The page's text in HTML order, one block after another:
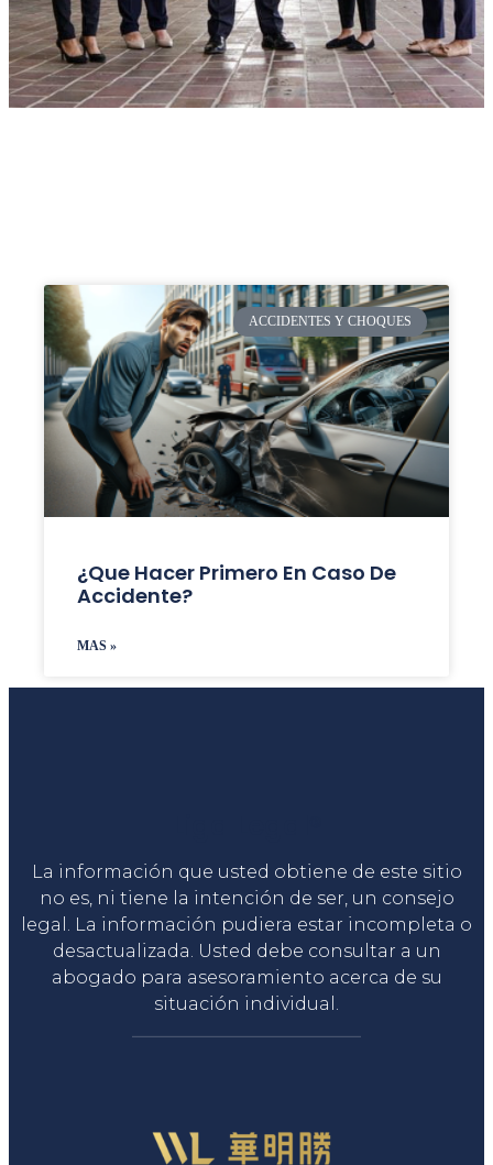
ACCIDENTES Y CHOQUES
¿Que Hacer Primero En Caso De
Accidente?
MAS »
La información que usted obtiene de este sitio
no es, ni tiene la intención de ser, un consejo
legal. La información pudiera estar incompleta o
desactualizada. Usted debe consultar a un
abogado para asesoramiento acerca de su
situación individual.